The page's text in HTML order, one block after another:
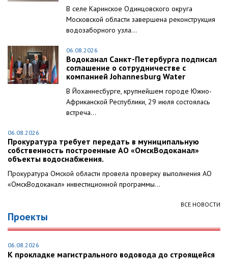
В селе Каринское Одинцовского округа
Московской области завершена реконструкция
водозаборного узла...
06.08.2026
Водоканал Санкт-Петербурга подписал
соглашение о сотрудничестве с
компанией Johannesburg Water
В Йоханнесбурге, крупнейшем городе Южно-
Африканской Республики, 29 июля состоялась
встреча...
06.08.2026
Прокуратура требует передать в муниципальную
собственность построенные АО «ОмскВодоканал»
объекты водоснабжения.
Прокуратура Омской области провела проверку выполнения АО
«ОмскВодоканал» инвестиционной программы...
ВСЕ НОВОСТИ
Проекты
06.08.2026
К прокладке магистрального водовода до строящейся